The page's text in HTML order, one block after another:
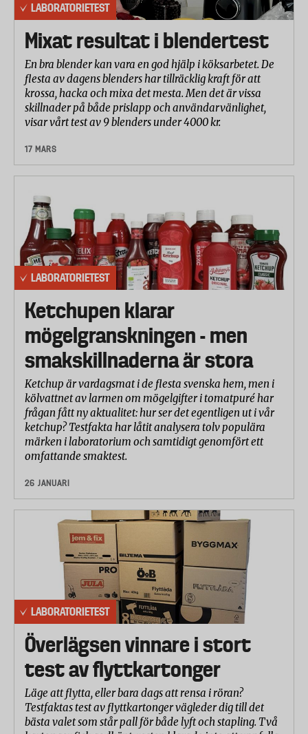
LABORATORIETEST
Mixat resultat i blendertest
En bra blender kan vara en god hjälp i köksarbetet. De
flesta av dagens blenders har tillräcklig kraft för att
krossa, hacka och mixa det mesta. Men det är vissa
skillnader på både prislapp och användarvänlighet,
visar vårt test av 9 blenders under 4000 kr.
17 MARS
LABORATORIETEST
Ketchupen klarar
mögelgranskningen - men
smakskillnaderna är stora
Ketchup är vardagsmat i de flesta svenska hem, men i
kölvattnet av larmen om mögelgifter i tomatpuré har
frågan fått ny aktualitet: hur ser det egentligen ut i vår
ketchup? Testfakta har låtit analysera tolv populära
märken i laboratorium och samtidigt genomfört ett
omfattande smaktest.
26 JANUARI
LABORATORIETEST
Överlägsen vinnare i stort
test av flyttkartonger
Läge att flytta, eller bara dags att rensa i röran?
Testfaktas test av flyttkartonger vägleder dig till det
bästa valet som står pall för både lyft och stapling. Två